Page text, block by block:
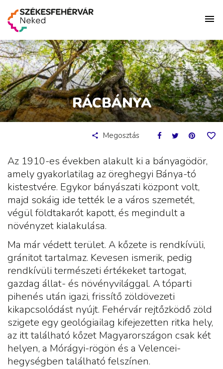
RÁCBÁNYA
Megosztás
Az 1910-es években alakult ki a bányagödör,
amely gyakorlatilag az öreghegyi Bánya-tó
kistestvére. Egykor bányászati központ volt,
majd sokáig ide tették le a város szemetét,
végül földtakarót kapott, és megindult a
növényzet kialakulása.
Ma már védett terület. A kőzete is rendkívüli,
gránitot tartalmaz. Kevesen ismerik, pedig
rendkívüli természeti értékeket tartogat,
gazdag állat- és növényvilággal. A tóparti
pihenés után igazi, frissítő zöldövezeti
kikapcsolódást nyújt. Fehérvár rejtőzködő zöld
szigete egy geológiailag kifejezetten ritka hely,
az itt található kőzet Magyarországon csak két
helyen, a Mórágyi-rögön és a Velencei-
hegységben található felszínen.